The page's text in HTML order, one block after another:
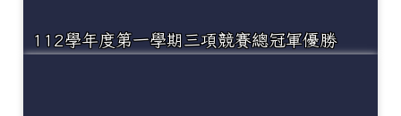
112學年度第一學期三項競賽總冠軍優勝